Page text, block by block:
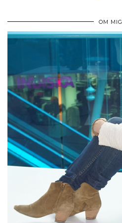
OM MIG